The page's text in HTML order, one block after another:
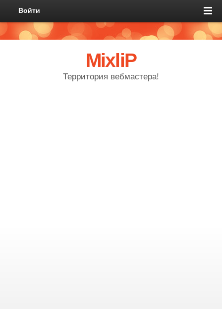
Войти
MixliP
Территория вебмастера!